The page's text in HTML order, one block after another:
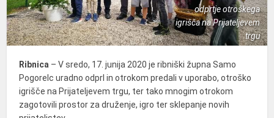
odprtje otroškega
igrišča na Prijateljevem
trgu
Ribnica – V sredo, 17. junija 2020 je ribniški župna Samo
Pogorelc uradno odprl in otrokom predali v uporabo, otroško
igrišče na Prijateljevem trgu, ter tako mnogim otrokom
zagotovili prostor za druženje, igro ter sklepanje novih